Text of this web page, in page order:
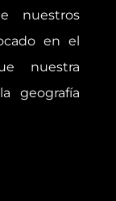
nuestros
en el
nuestra
geografía